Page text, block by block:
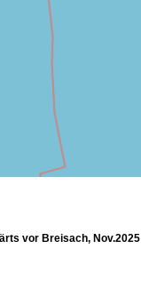
vor Breisach, Nov.2025